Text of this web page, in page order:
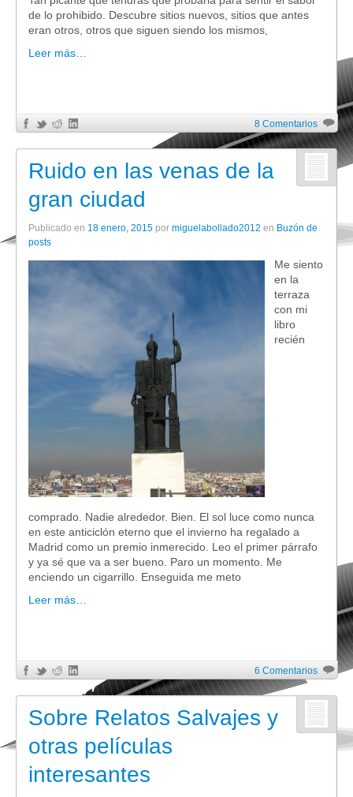
de lo prohibido. Descubre sitios nuevos, sitios que antes
eran otros, otros que siguen siendo los mismos,
Leer más…
8 Comentarios
Ruido en las venas de la
gran ciudad
Publicado en 18 enero, 2015 por miguelabollado2012 en Buzón de
posts
Me siento
en la
terraza
con mi
libro
recién
comprado. Nadie alrededor. Bien. El sol luce como nunca
en este anticiclón eterno que el invierno ha regalado a
Madrid como un premio inmerecido. Leo el primer párrafo
y ya sé que va a ser bueno. Paro un momento. Me
enciendo un cigarrillo. Enseguida me meto
Leer más…
6 Comentarios
Sobre Relatos Salvajes y
otras películas
interesantes